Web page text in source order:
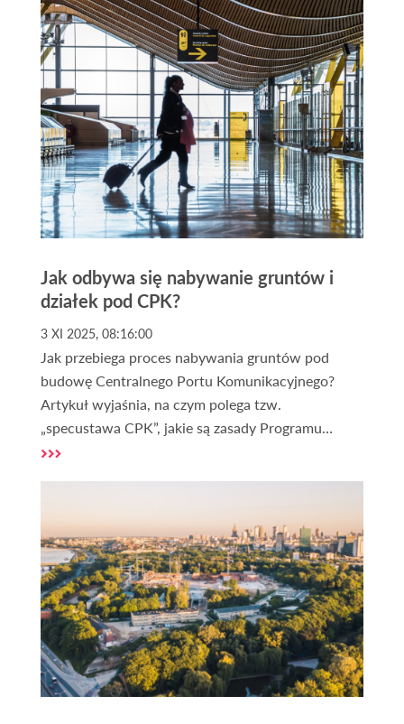
działki przed zakupem”. Sprawdź, czy nadchodzący
chaos to realne zagrożenie, czy szansa na
uporządkowanie rynku — zanim podejmiesz
decyzję o zakupie gruntu.
Jak odbywa się nabywanie gruntów i
działek pod CPK?
3 XI 2025, 08:16:00
Jak przebiega proces nabywania gruntów pod
budowę Centralnego Portu Komunikacyjnego?
Artykuł wyjaśnia, na czym polega tzw.
„specustawa CPK”, jakie są zasady Programu
Dobrowolnych Nabyć, kiedy stosuje się
omówienie procedur, które stoją za jedną z
największych inwestycji infrastrukturalnych w
Polsce.